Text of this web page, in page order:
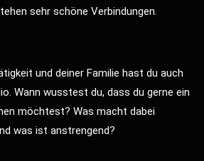
sehr schöne Verbindungen.
und deiner Familie hast du auch
Wann wusstest du, dass du gerne ein
möchtest? Was macht dabei
was ist anstrengend?